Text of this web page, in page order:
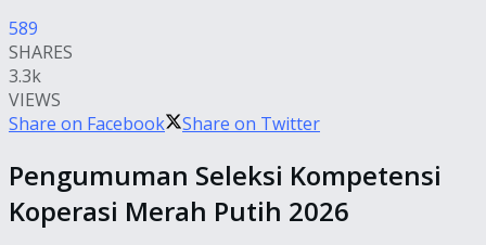
589
SHARES
3.3k
VIEWS
Share on Facebook
Share on Twitter
Pengumuman Seleksi Kompetensi
Koperasi Merah Putih 2026